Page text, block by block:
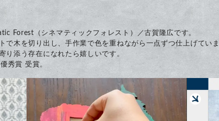
Forest（シネマティックフォレスト）／古賀隆広です。
で木を切り出し、手作業で色を重ねながら一点ずつ仕上げてい
り添う存在になれたら嬉しいです。
秀賞 受賞。